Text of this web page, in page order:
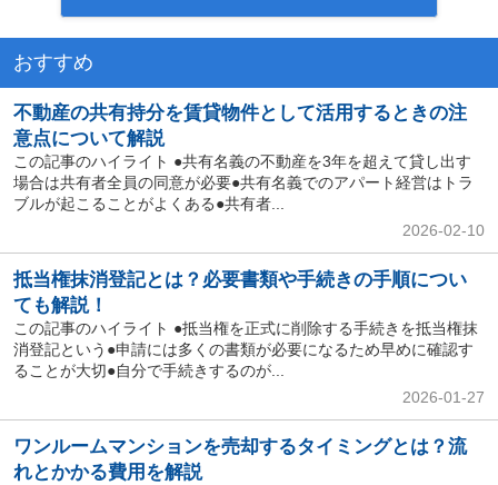
おすすめ
不動産の共有持分を賃貸物件として活用するときの注
意点について解説
この記事のハイライト ●共有名義の不動産を3年を超えて貸し出す
場合は共有者全員の同意が必要●共有名義でのアパート経営はトラ
ブルが起こることがよくある●共有者...
2026-02-10
抵当権抹消登記とは？必要書類や手続きの手順につい
ても解説！
この記事のハイライト ●抵当権を正式に削除する手続きを抵当権抹
消登記という●申請には多くの書類が必要になるため早めに確認す
ることが大切●自分で手続きするのが...
2026-01-27
ワンルームマンションを売却するタイミングとは？流
れとかかる費用を解説